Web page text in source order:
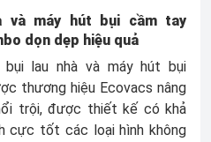
và máy hút bụi cầm tay
dọn dẹp hiệu quả
lau nhà và máy hút bụi
thương hiệu Ecovacs nâng
trội, được thiết kế có khả
cực tốt các loại hình không